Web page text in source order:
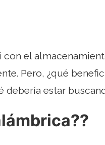
el
Pero, ¿qué
debería estar